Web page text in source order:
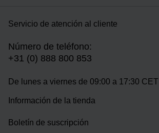
Servicio de atención al cliente
Número de teléfono:
+31 (0) 888 800 853
De lunes a viernes de 09:00 a 17:30 CET
Información de la tienda
Boletín de suscripción